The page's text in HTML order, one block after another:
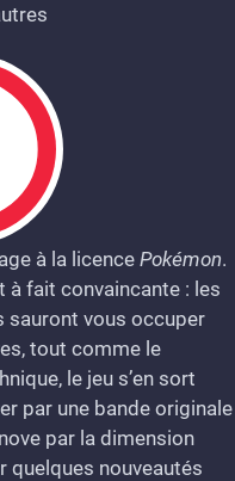
à la licence Pokémon.
à fait convaincante : les
sauront vous occuper
tout comme le
le jeu s’en sort
par une bande originale
par la dimension
quelques nouveautés